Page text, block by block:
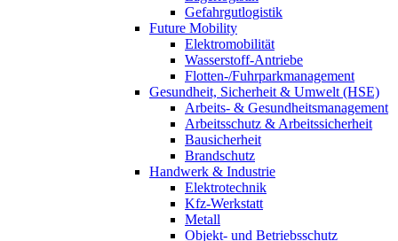
Gefahrgutlogistik
Future Mobility
Elektromobilität
Wasserstoff-Antriebe
Flotten-/Fuhrparkmanagement
Gesundheit, Sicherheit & Umwelt (HSE)
Arbeits- & Gesundheitsmanagement
Arbeitsschutz & Arbeitssicherheit
Bausicherheit
Brandschutz
Handwerk & Industrie
Elektrotechnik
Kfz-Werkstatt
Metall
Objekt- und Betriebsschutz